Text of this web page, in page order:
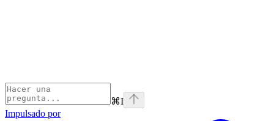
⌘I
Impulsado por